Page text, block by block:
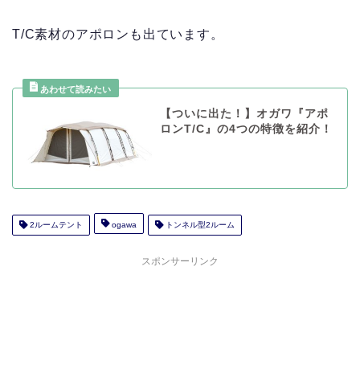
T/C素材のアポロンも出ています。
【ついに出た！】オガワ『アポ
ロンT/C』の4つの特徴を紹介！
2ルームテント ogawa トンネル型2ルーム
スポンサーリンク